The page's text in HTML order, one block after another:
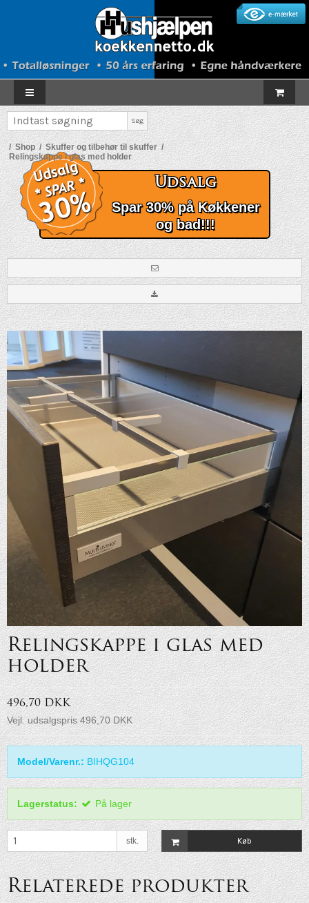
Søg
/ Shop / Skuffer og tilbehør til skuffer /
Relingskappe i glas med holder
Udsalg
Spar 30% på Køkkener
og bad!!!
Relingskappe i glas med
holder
496,70 DKK
Vejl. udsalgspris 496,70 DKK
Model/Varenr.: BIHQG104
Lagerstatus: På lager
stk. Køb
Relaterede produkter